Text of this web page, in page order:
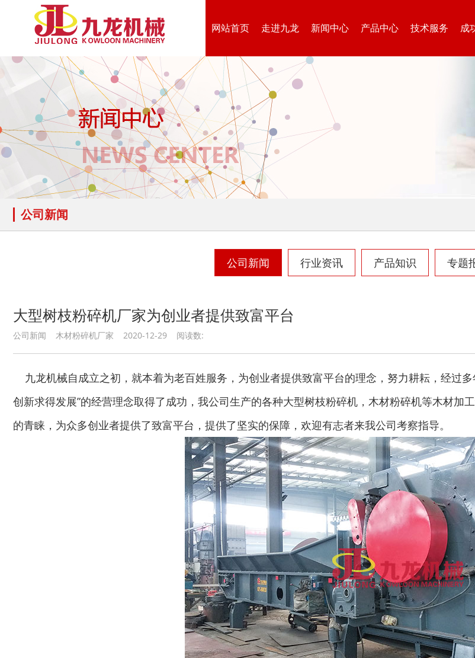
网站首页 走进九龙 新闻中心 产品中心 技术服务 成
公司新闻
公司新闻 行业资讯 产品知识 专题
大型树枝粉碎机厂家为创业者提供致富平台
公司新闻 木材粉碎机厂家 2020-12-29 阅读数:
九龙机械自成立之初，就本着为老百姓服务，为创业者提供致富平台的理念，努力耕耘，经过
创新求得发展”的经营理念取得了成功，我公司生产的各种大型树枝粉碎机，木材粉碎机等木材
的青睐，为众多创业者提供了致富平台，提供了坚实的保障，欢迎有志者来我公司考察指导。